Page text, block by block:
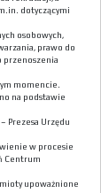
dotyczącymi
osobowych,
prawo do
przenoszenia
momencie.
na podstawie
Prezesa Urzędu
w procesie
Centrum
upoważnione